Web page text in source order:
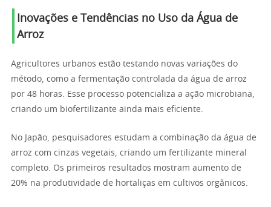
Inovações e Tendências no Uso da Água de
Arroz
Agricultores urbanos estão testando novas variações do
método, como a fermentação controlada da água de arroz
por 48 horas. Esse processo potencializa a ação microbiana,
criando um biofertilizante ainda mais eficiente.
No Japão, pesquisadores estudam a combinação da água de
arroz com cinzas vegetais, criando um fertilizante mineral
completo. Os primeiros resultados mostram aumento de
20% na produtividade de hortaliças em cultivos orgânicos.